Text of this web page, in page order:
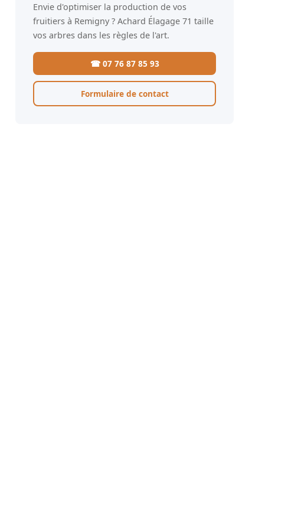
Envie d'optimiser la production de vos
fruitiers à Remigny ? Achard Élagage 71 taille
vos arbres dans les règles de l'art.
☎ 07 76 87 85 93
Formulaire de contact